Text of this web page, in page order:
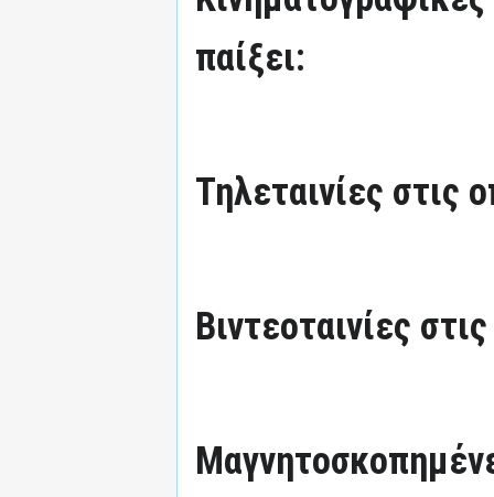
παίξει:
Τηλεταινίες στις
Βιντεοταινίες